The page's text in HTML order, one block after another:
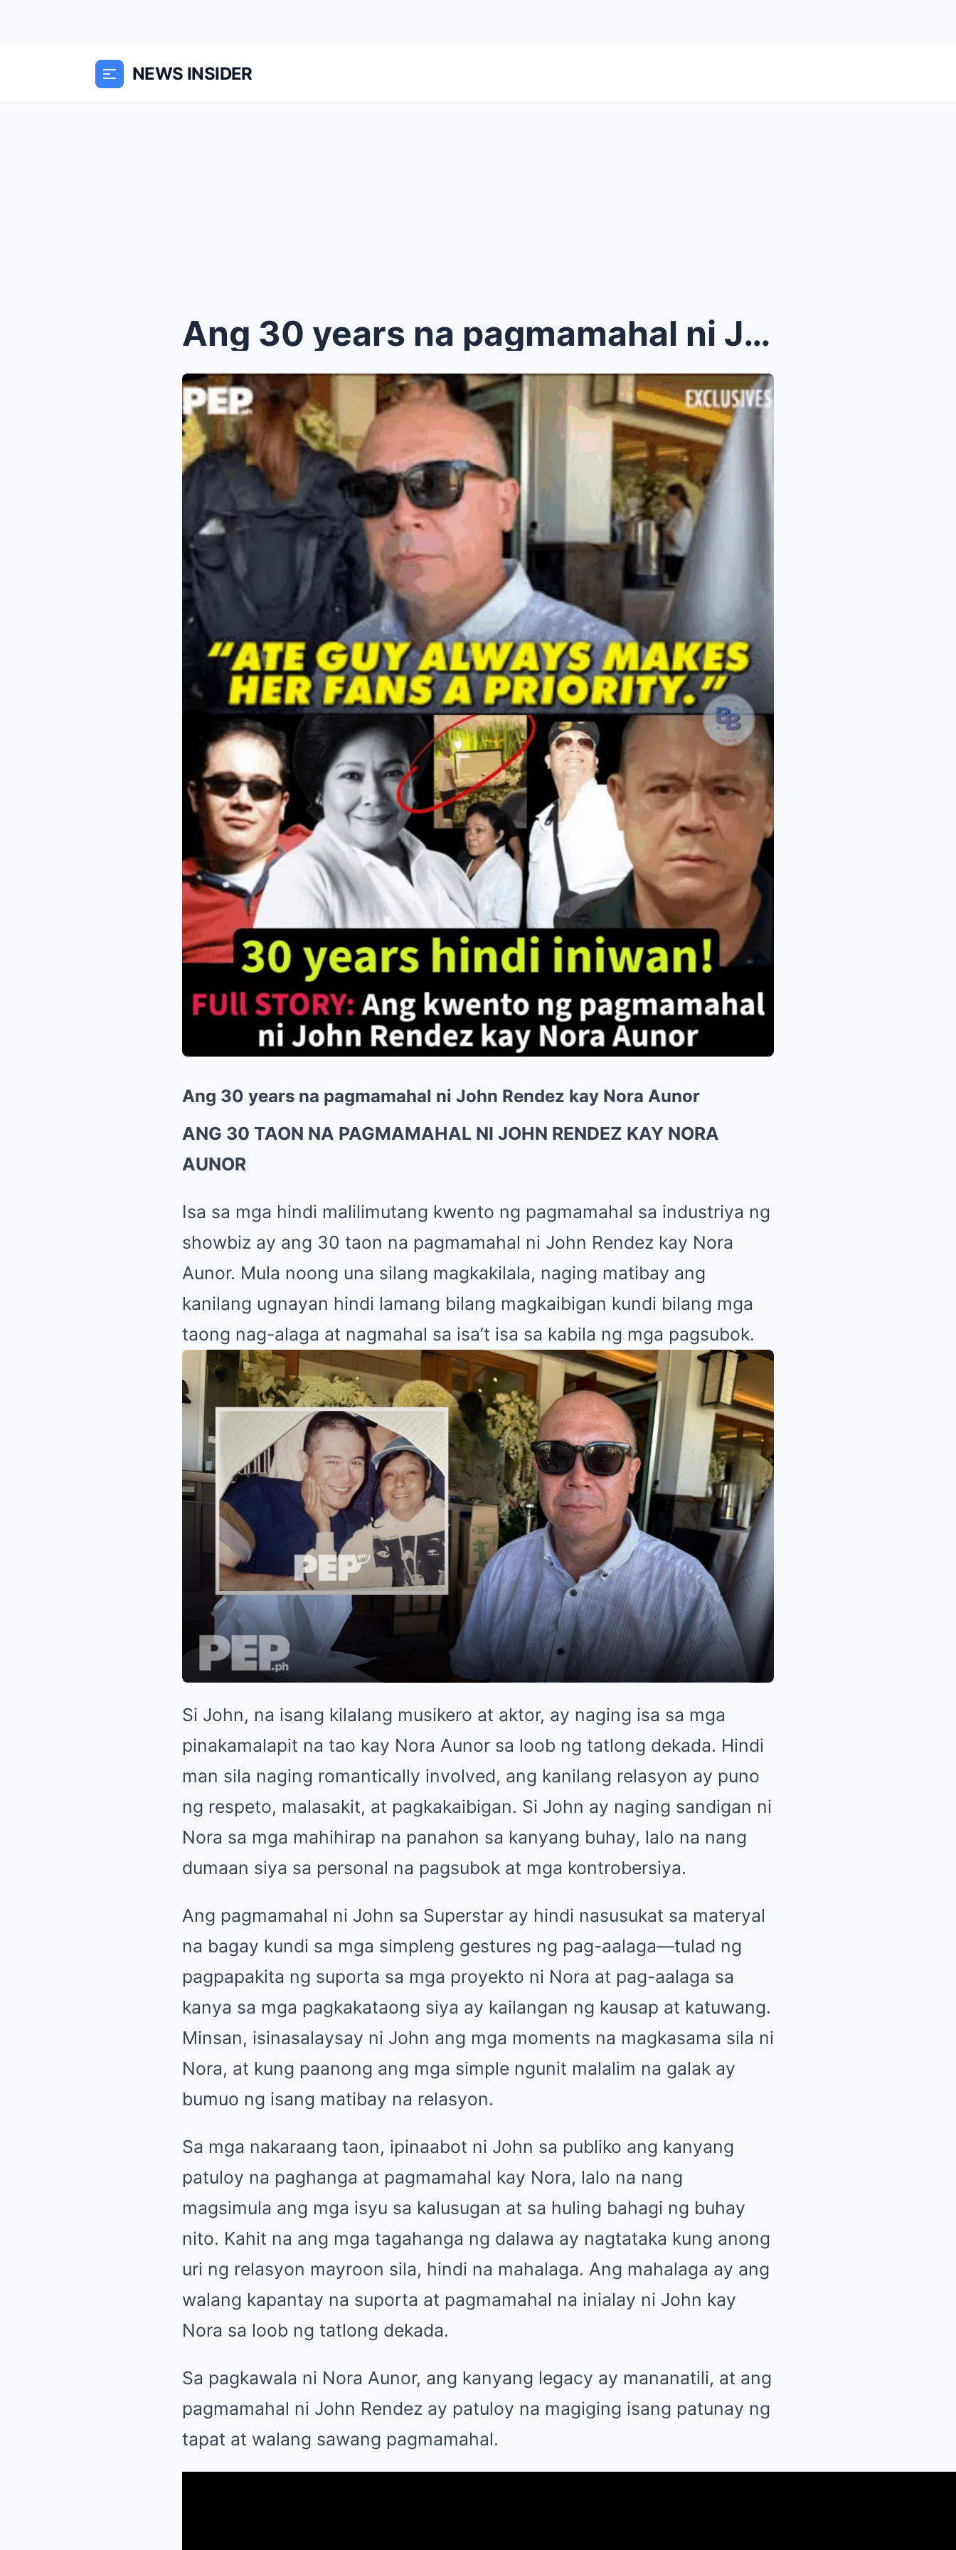
NEWS INSIDER
Ang 30 years na pagmamahal ni John Rendez kay Nora...
Ang 30 years na pagmamahal ni John Rendez kay Nora Aunor
ANG 30 TAON NA PAGMAMAHAL NI JOHN RENDEZ KAY NORA
AUNOR
Isa sa mga hindi malilimutang kwento ng pagmamahal sa industriya ng
showbiz ay ang 30 taon na pagmamahal ni John Rendez kay Nora
Aunor. Mula noong una silang magkakilala, naging matibay ang
kanilang ugnayan hindi lamang bilang magkaibigan kundi bilang mga
taong nag-alaga at nagmahal sa isa’t isa sa kabila ng mga pagsubok.
Si John, na isang kilalang musikero at aktor, ay naging isa sa mga
pinakamalapit na tao kay Nora Aunor sa loob ng tatlong dekada. Hindi
man sila naging romantically involved, ang kanilang relasyon ay puno
ng respeto, malasakit, at pagkakaibigan. Si John ay naging sandigan ni
Nora sa mga mahihirap na panahon sa kanyang buhay, lalo na nang
dumaan siya sa personal na pagsubok at mga kontrobersiya.
Ang pagmamahal ni John sa Superstar ay hindi nasusukat sa materyal
na bagay kundi sa mga simpleng gestures ng pag-aalaga—tulad ng
pagpapakita ng suporta sa mga proyekto ni Nora at pag-aalaga sa
kanya sa mga pagkakataong siya ay kailangan ng kausap at katuwang.
Minsan, isinasalaysay ni John ang mga moments na magkasama sila ni
Nora, at kung paanong ang mga simple ngunit malalim na galak ay
bumuo ng isang matibay na relasyon.
Sa mga nakaraang taon, ipinaabot ni John sa publiko ang kanyang
patuloy na paghanga at pagmamahal kay Nora, lalo na nang
magsimula ang mga isyu sa kalusugan at sa huling bahagi ng buhay
nito. Kahit na ang mga tagahanga ng dalawa ay nagtataka kung anong
uri ng relasyon mayroon sila, hindi na mahalaga. Ang mahalaga ay ang
walang kapantay na suporta at pagmamahal na inialay ni John kay
Nora sa loob ng tatlong dekada.
Sa pagkawala ni Nora Aunor, ang kanyang legacy ay mananatili, at ang
pagmamahal ni John Rendez ay patuloy na magiging isang patunay ng
tapat at walang sawang pagmamahal.